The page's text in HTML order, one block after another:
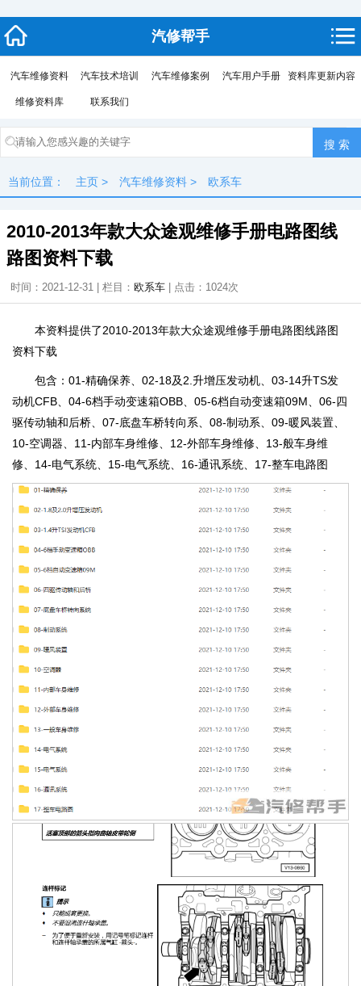
汽修帮手
汽车维修资料 汽车技术培训 汽车维修案例 汽车用户手册 资料库更新内容
维修资料库 联系我们
当前位置： 主页 > 汽车维修资料 > 欧系车
2010-2013年款大众途观维修手册电路图线
路图资料下载
时间：2021-12-31 | 栏目： 欧系车 | 点击： 1024次
本资料提供了2010-2013年款大众途观维修手册电路图线路图
资料下载
包含：01-精确保养、02-18及2.升增压发动机、03-14升TS发
动机CFB、04-6档手动变速箱OBB、05-6档自动变速箱09M、06-四
驱传动轴和后桥、07-底盘车桥转向系、08-制动系、09-暖风装置、
10-空调器、11-内部车身维修、12-外部车身维修、13-般车身维
修、14-电气系统、15-电气系统、16-通讯系统、17-整车电路图